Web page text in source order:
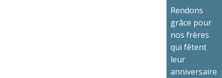
Rendons
grâce pour
nos frères
qui fêtent
leur
anniversaire